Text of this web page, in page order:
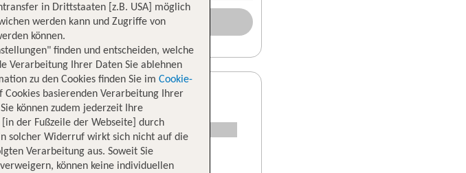
in Drittstaaten [z.B. USA] möglich
werden kann und Zugriffe von
können.
finden und entscheiden, welche
Verarbeitung Ihrer Daten Sie ablehnen
zu den Cookies finden Sie im Cookie-
basierenden Verarbeitung Ihrer
können zudem jederzeit Ihre
der Fußzeile der Webseite] durch
solcher Widerruf wirkt sich nicht auf die
Verarbeitung aus. Soweit Sie
können keine individuellen